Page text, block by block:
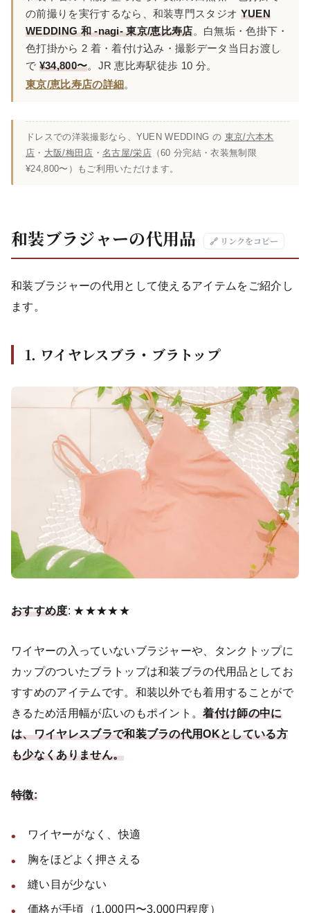
の前撮りを実行するなら、和装専門スタジオ YUEN
WEDDING 和 -nagi- 東京/恵比寿店。白無垢・色掛下・
色打掛から 2 着・着付け込み・撮影データ当日お渡し
で ¥34,800〜。JR 恵比寿駅徒歩 10 分。
東京/恵比寿店の詳細 。
ドレスでの洋装撮影なら、YUEN WEDDING の 東京/六本木
店 ・ 大阪/梅田店 ・ 名古屋/栄店（60 分完結・衣装無制限
¥24,800〜）もご利用いただけます。
和装ブラジャーの代用品 🔗 リンクをコピー
和装ブラジャーの代用として使えるアイテムをご紹介し
ます。
1. ワイヤレスブラ・ブラトップ
おすすめ度: ★★★★★
ワイヤーの入っていないブラジャーや、タンクトップに
カップのついたブラトップは和装ブラの代用品としてお
すすめのアイテムです。和装以外でも着用することがで
きるため活用幅が広いのもポイント。着付け師の中に
は、ワイヤレスブラで和装ブラの代用OKとしている方
も少なくありません。
特徴:
ワイヤーがなく、快適
胸をほどよく押さえる
縫い目が少ない
価格が手頃（1,000円〜3,000円程度）